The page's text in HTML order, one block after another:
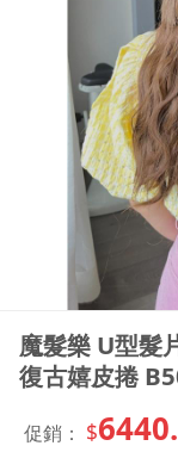
魔髮樂 U型髮
復古嬉皮捲
促銷： $